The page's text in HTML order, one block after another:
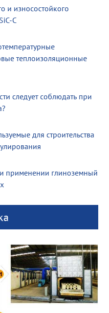
и износостойкого
C
теплоизоляционные
следует соблюдать при
для строительства
применении глиноземный